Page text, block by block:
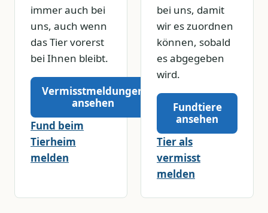
immer auch bei
uns, auch wenn
das Tier vorerst
bei Ihnen bleibt.
Vermisstmeldungen
ansehen
Fund beim
Tierheim
melden
bei uns, damit
wir es zuordnen
können, sobald
es abgegeben
wird.
Fundtiere
ansehen
Tier als
vermisst
melden